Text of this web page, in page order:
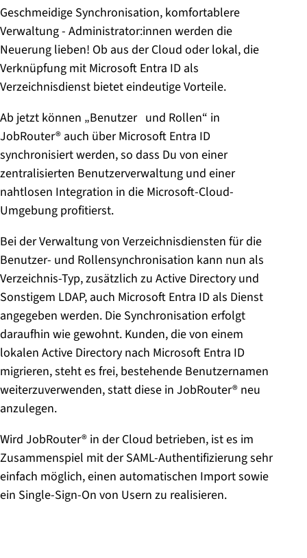
Geschmeidige Synchronisation, komfortablere
Verwaltung - Administrator:innen werden die
Neuerung lieben! Ob aus der Cloud oder lokal, die
Verknüpfung mit Microsoft Entra ID als
Verzeichnisdienst bietet eindeutige Vorteile.
Ab jetzt können „Benutzer und Rollen“ in
JobRouter® auch über Microsoft Entra ID
synchronisiert werden, so dass Du von einer
zentralisierten Benutzerverwaltung und einer
nahtlosen Integration in die Microsoft-Cloud-
Umgebung profitierst.
Bei der Verwaltung von Verzeichnisdiensten für die
Benutzer- und Rollensynchronisation kann nun als
Verzeichnis-Typ, zusätzlich zu Active Directory und
Sonstigem LDAP, auch Microsoft Entra ID als Dienst
angegeben werden. Die Synchronisation erfolgt
daraufhin wie gewohnt. Kunden, die von einem
lokalen Active Directory nach Microsoft Entra ID
migrieren, steht es frei, bestehende Benutzernamen
weiterzuverwenden, statt diese in JobRouter® neu
anzulegen.
Wird JobRouter® in der Cloud betrieben, ist es im
Zusammenspiel mit der SAML-Authentifizierung sehr
einfach möglich, einen automatischen Import sowie
ein Single-Sign-On von Usern zu realisieren.